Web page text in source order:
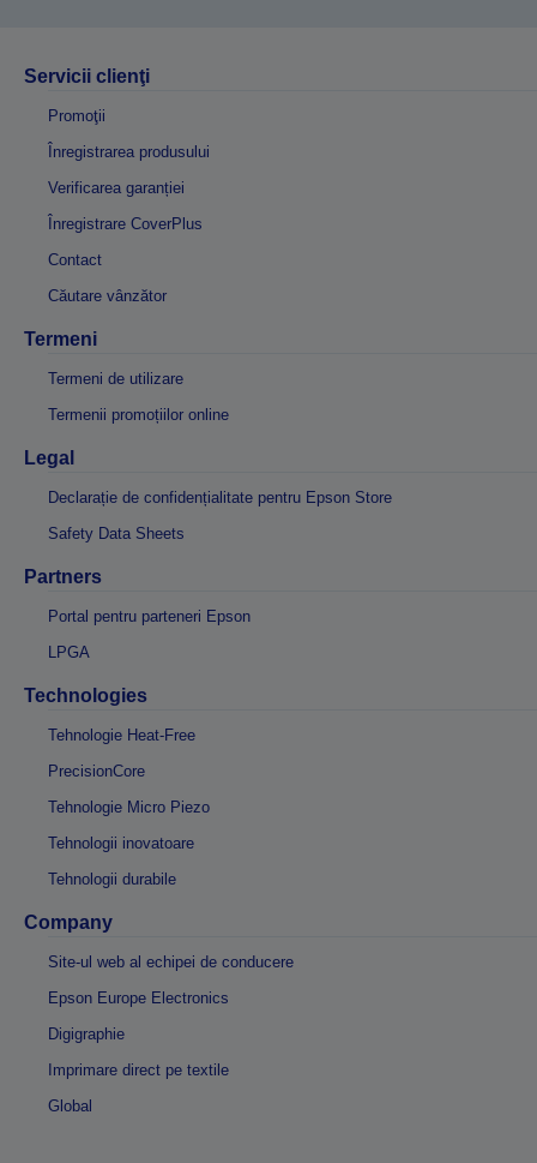
Servicii clienţi
Promoţii
Înregistrarea produsului
Verificarea garanției
Înregistrare CoverPlus
Contact
Căutare vânzător
Termeni
Termeni de utilizare
Termenii promoțiilor online
Legal
Declarație de confidențialitate pentru Epson Store
Safety Data Sheets
Partners
Portal pentru parteneri Epson
LPGA
Technologies
Tehnologie Heat-Free
PrecisionCore
Tehnologie Micro Piezo
Tehnologii inovatoare
Tehnologii durabile
Company
Site-ul web al echipei de conducere
Epson Europe Electronics
Digigraphie
Imprimare direct pe textile
Global